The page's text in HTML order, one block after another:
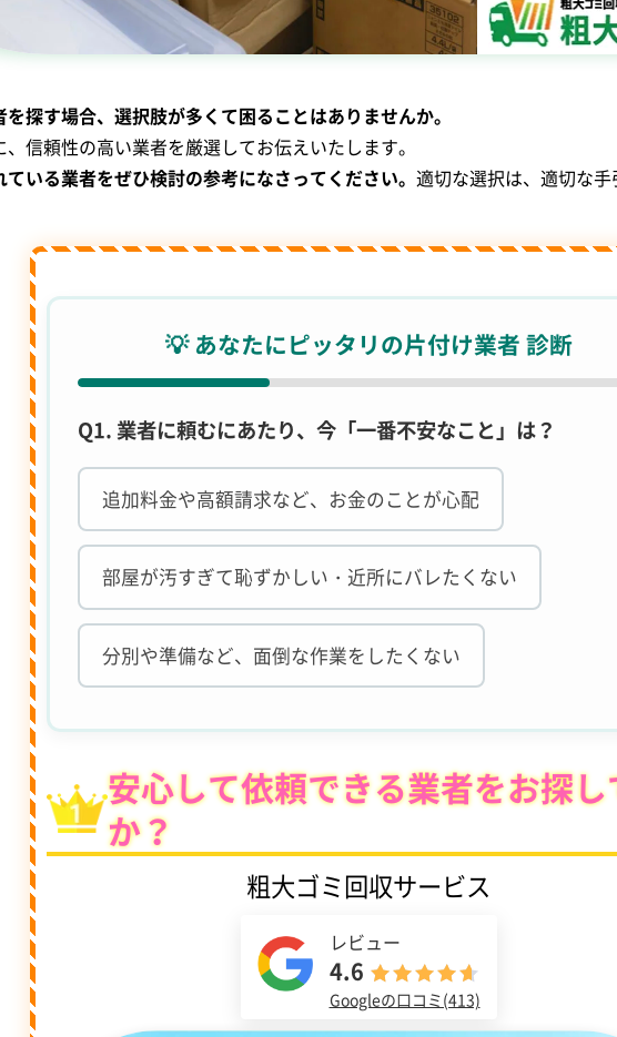
探す場合、選択肢が多くて困ることはありませんか。
信頼性の高い業者を厳選してお伝えいたします。
いる業者をぜひ検討の参考になさってください。 適切な選択は、適切な
💡 あなたにピッタリの片付け業者 診断
Q1. 業者に頼むにあたり、今「一番不安なこと」は？
追加料金や高額請求など、お金のことが心配
部屋が汚すぎて恥ずかしい・近所にバレたくない
分別や準備など、面倒な作業をしたくない
安心して依頼できる業者をお探
か？
粗大ゴミ回収サービス
レビュー
4.6
Googleの口コミ(413)